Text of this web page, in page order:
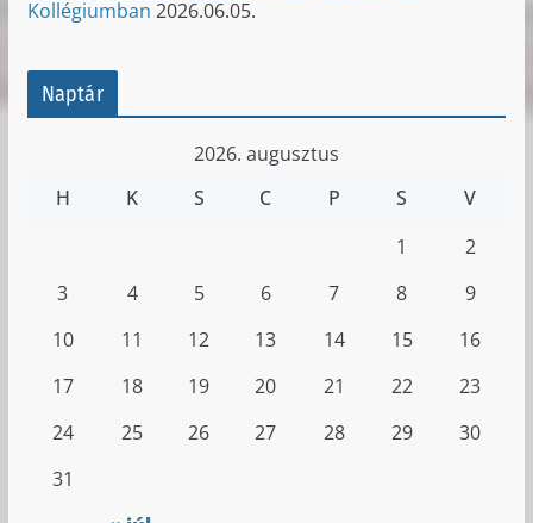
Kollégiumban 2026.06.05.
Naptár
2026. augusztus
H
K S C P S V
1
2
3
4 5 6 7 8
9
10
11 12 13 14 15
16
17
18 19 20 21 22
23
24
25 26 27 28 29
30
31